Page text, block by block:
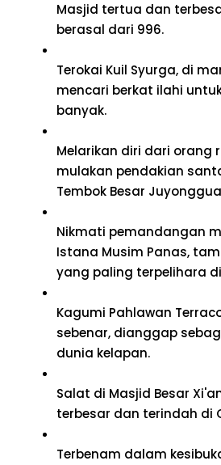
Masjid tertua dan
berasal dari 996.
Terokai Kuil Syurga, di
mencari berkat ilahi
banyak.
Melarikan diri dari orang
mulakan pendakian
Tembok Besar
Nikmati pemandangan
Istana Musim Panas,
yang paling terpelihara
Kagumi Pahlawan
sebenar, dianggap
dunia kelapan.
Salat di Masjid Besar
terbesar dan terindah di
Terbenam dalam